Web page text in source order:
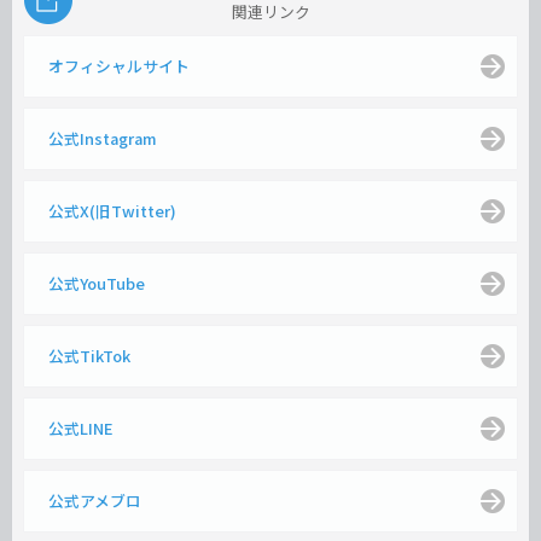
関連リンク
オフィシャルサイト
公式Instagram
公式X(旧Twitter)
公式YouTube
公式TikTok
公式LINE
公式アメブロ